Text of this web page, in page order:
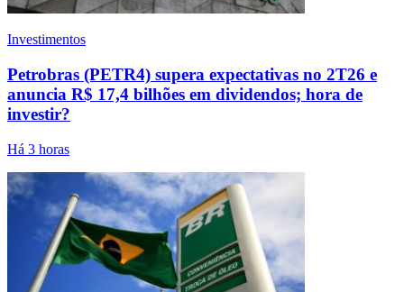
Investimentos
Petrobras (PETR4) supera expectativas no 2T26 e
anuncia R$ 17,4 bilhões em dividendos; hora de
investir?
Há 3 horas